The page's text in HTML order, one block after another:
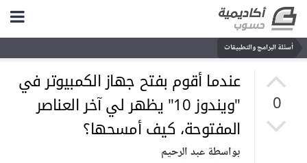
أسئلة البرامج والتطبيقات
0
عندما أقوم بفتح جهاز الكمبيوتر في
"ويندوز 10" يظهر لي آخر العناصر
المفتوحة، كيف أمسحها؟
بواسطة عبد الرحيم